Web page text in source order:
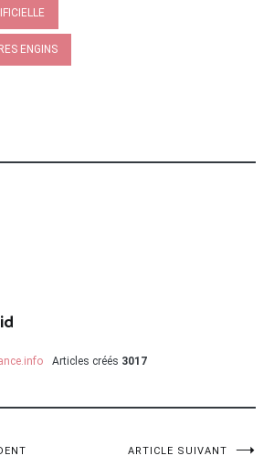
ENGINS
Articles créés 3017
ARTICLE SUIVANT